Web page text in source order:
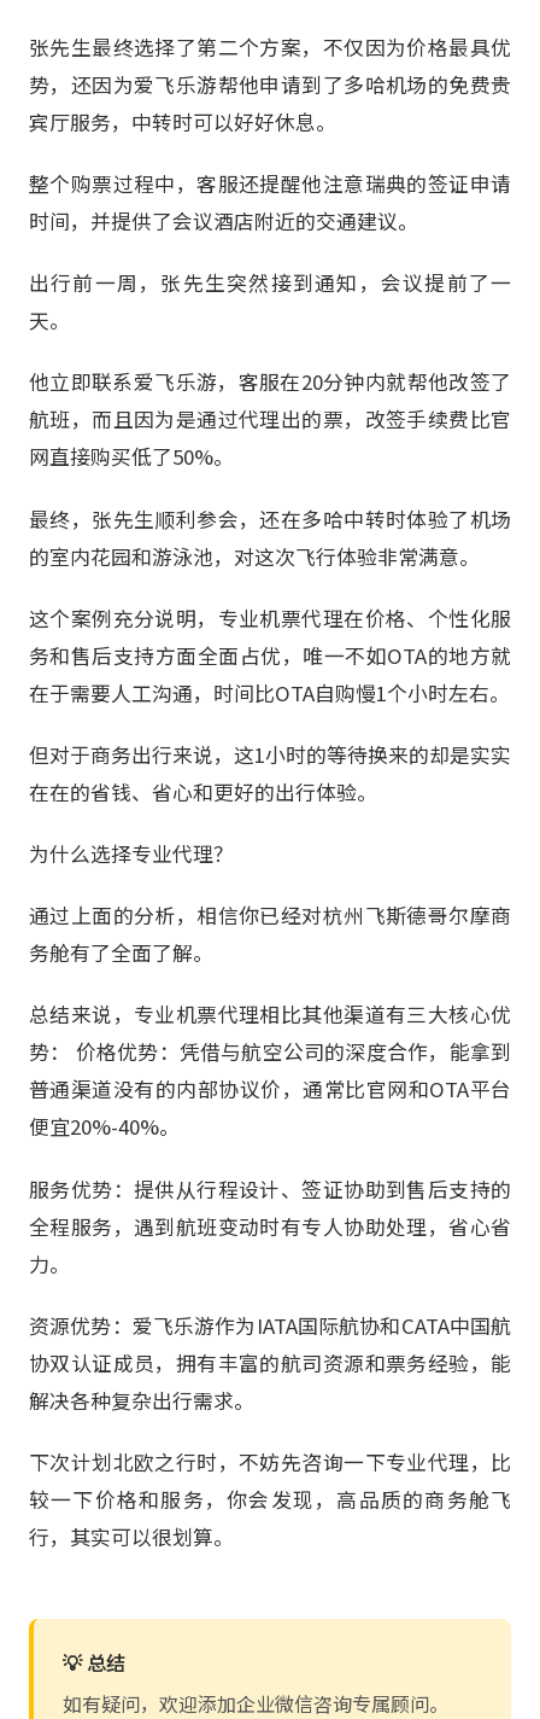
张先生最终选择了第二个方案，不仅因为价格最具优
势，还因为爱飞乐游帮他申请到了多哈机场的免费贵
宾厅服务，中转时可以好好休息。
整个购票过程中，客服还提醒他注意瑞典的签证申请
时间，并提供了会议酒店附近的交通建议。
出行前一周，张先生突然接到通知，会议提前了一
天。
他立即联系爱飞乐游，客服在20分钟内就帮他改签了
航班，而且因为是通过代理出的票，改签手续费比官
网直接购买低了50%。
最终，张先生顺利参会，还在多哈中转时体验了机场
的室内花园和游泳池，对这次飞行体验非常满意。
这个案例充分说明，专业机票代理在价格、个性化服
务和售后支持方面全面占优，唯一不如OTA的地方就
在于需要人工沟通，时间比OTA自购慢1个小时左右。
但对于商务出行来说，这1小时的等待换来的却是实实
在在的省钱、省心和更好的出行体验。
为什么选择专业代理？
通过上面的分析，相信你已经对杭州飞斯德哥尔摩商
务舱有了全面了解。
总结来说，专业机票代理相比其他渠道有三大核心优
势： 价格优势：凭借与航空公司的深度合作，能拿到
普通渠道没有的内部协议价，通常比官网和OTA平台
便宜20%-40%。
服务优势：提供从行程设计、签证协助到售后支持的
全程服务，遇到航班变动时有专人协助处理，省心省
力。
资源优势：爱飞乐游作为IATA国际航协和CATA中国航
协双认证成员，拥有丰富的航司资源和票务经验，能
解决各种复杂出行需求。
下次计划北欧之行时，不妨先咨询一下专业代理，比
较一下价格和服务，你会发现，高品质的商务舱飞
行，其实可以很划算。
💡 总结
如有疑问，欢迎添加企业微信咨询专属顾问。